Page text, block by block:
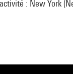
: New York